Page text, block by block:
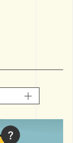
マナの事例
Webサイト
ECサイト
ラスト・マンガ